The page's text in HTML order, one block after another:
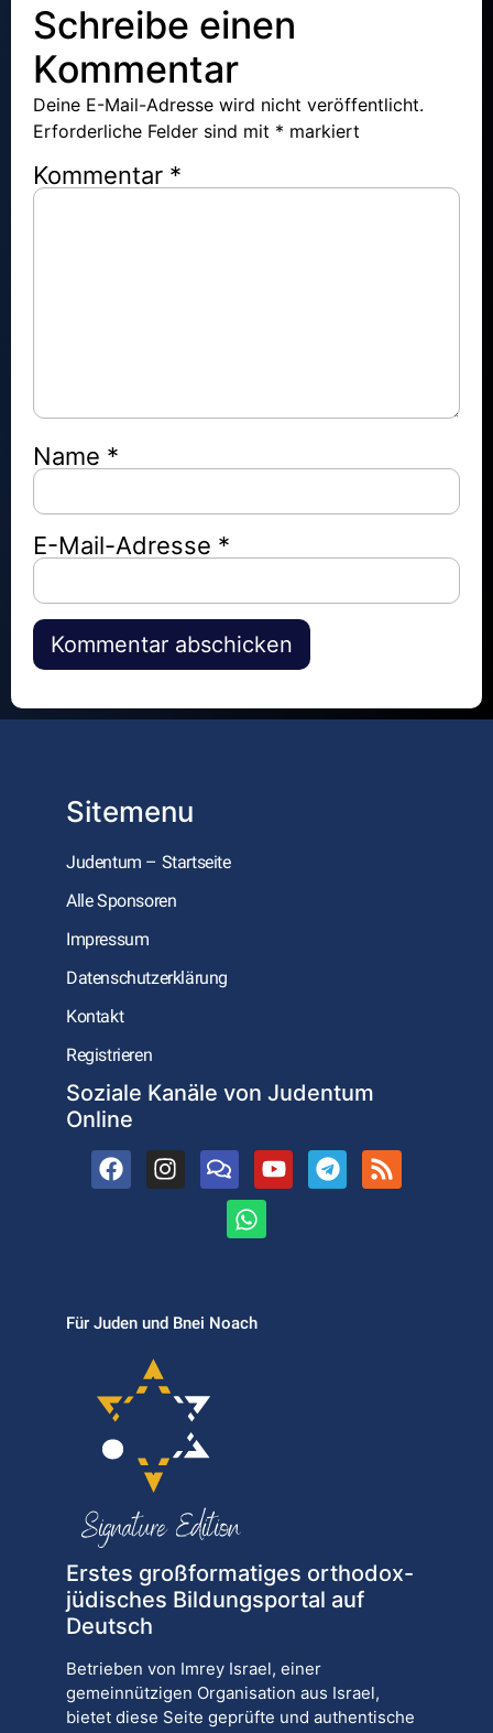
Schreibe einen
Kommentar
Deine E-Mail-Adresse wird nicht veröffentlicht.
Erforderliche Felder sind mit * markiert
Kommentar *
Name *
E-Mail-Adresse *
Alternative:
Sitemenu
Judentum – Startseite
Alle Sponsoren
Impressum
Datenschutzerklärung
Kontakt
Registrieren
Soziale Kanäle von Judentum
Online
Für Juden und Bnei Noach
Erstes großformatiges orthodox-
jüdisches Bildungsportal auf
Deutsch
Betrieben von Imrey Israel, einer
gemeinnützigen Organisation aus Israel,
bietet diese Seite geprüfte und authentische